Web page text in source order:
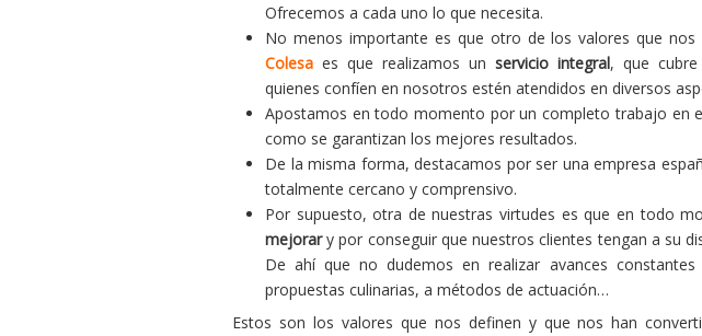
Ofrecemos a cada uno lo que necesita.
No menos importante es que otro de los valores que nos
Colesa es que realizamos un servicio integral, que
quienes confíen en nosotros estén atendidos en diversos
Apostamos en todo momento por un completo trabajo en
como se garantizan los mejores resultados.
De la misma forma, destacamos por ser una empresa
totalmente cercano y comprensivo.
Por supuesto, otra de nuestras virtudes es que en todo
mejorary por conseguir que nuestros clientes tengan a su
De ahí que no dudemos en realizar avances
propuestas culinarias, a métodos de actuación…
Estos son los valores que nos definen y que nos han